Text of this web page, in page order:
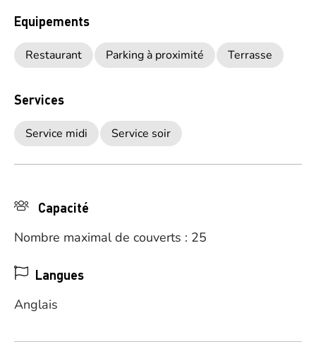
Equipements
Restaurant Parking à proximité Terrasse
Services
Service midi Service soir
Capacité
Nombre maximal de couverts : 25
Langues
Anglais